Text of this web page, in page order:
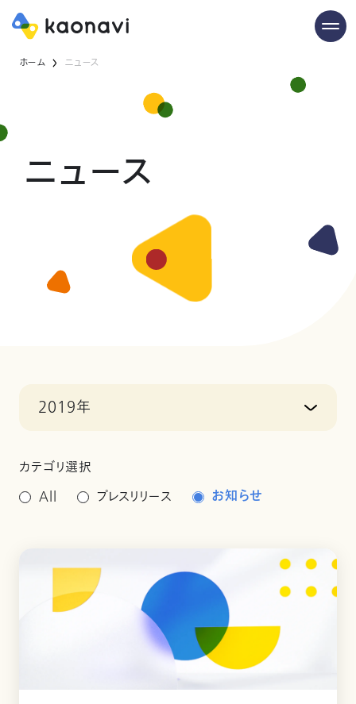
ホーム ニュース
ニュース
2019年
カテゴリ選択
All
プレスリリース お知らせ